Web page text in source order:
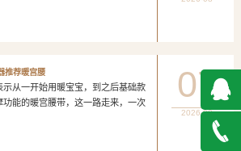
推荐暖宫腰
开始用暖宝宝，到之后基础款
能的暖宫腰带，这一路走来，一次
07
2026-08
QQ在